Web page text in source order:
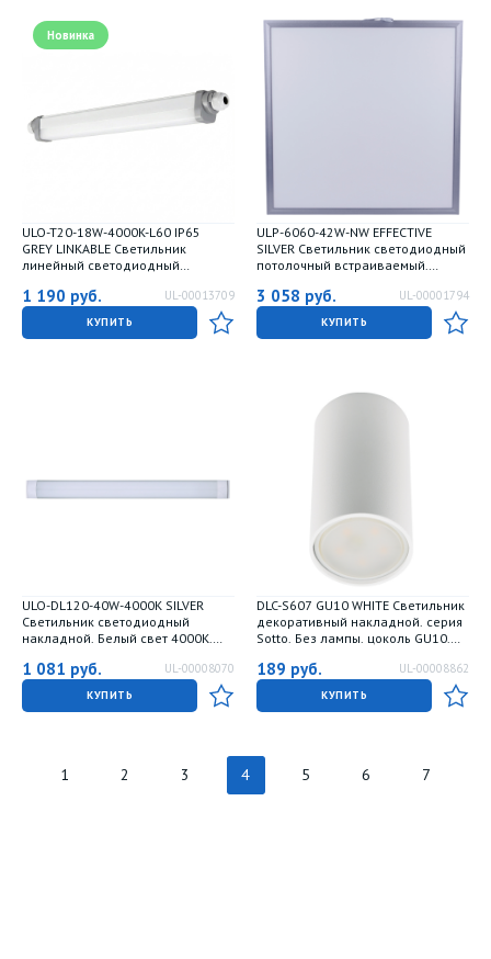
Новинка
ULO-T20-18W-4000K-L60 IP65
GREY LINKABLE Светильник
линейный светодиодный
соединяемый. Белый свет 4000K.
2160 Лм. Цвет серый. ТМ Uniel
1 190 руб. UL-00013709
КУПИТЬ
ULP-6060-42W-NW EFFECTIVE
SILVER Светильник светодиодный
потолочный встраиваемый.
серебристый. В комплекте с и-п.
ТМ Uniel.
3 058 руб. UL-00001794
КУПИТЬ
ULO-DL120-40W-4000K SILVER
Светильник светодиодный
накладной. Белый свет 4000K.
1 081 руб. UL-00008070
КУПИТЬ
DLC-S607 GU10 WHITE Светильник
декоративный накладной. серия
Sotto. Без лампы. цоколь GU10.
189 руб. UL-00008862
КУПИТЬ
1 2 3 4 5 6 7